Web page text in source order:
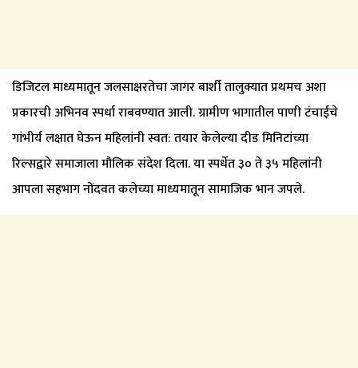
डिजिटल माध्यमातून जलसाक्षरतेचा जागर बार्शी तालुक्यात प्रथमच अशा
प्रकारची अभिनव स्पर्धा राबवण्यात आली. ग्रामीण भागातील पाणी टंचाईचे
गांभीर्य लक्षात घेऊन महिलांनी स्वत: तयार केलेल्या दीड मिनिटांच्या
रिल्सद्वारे समाजाला मौलिक संदेश दिला. या स्पर्धेत ३० ते ३५ महिलांनी
आपला सहभाग नोंदवत कलेच्या माध्यमातून सामाजिक भान जपले.